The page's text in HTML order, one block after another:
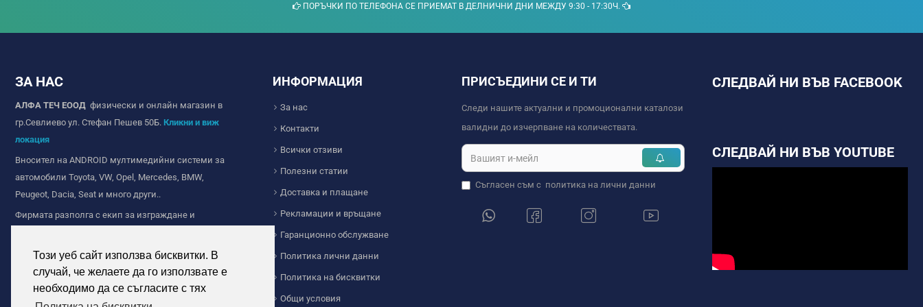
Този уеб сайт използва бисквитки. В
случай, че желаете да го използвате е
необходимо да се съгласите с тях
ПОРЪЧКИ ПО ТЕЛЕФОНА СЕ ПРИЕМАТ В ДЕЛНИЧНИ ДНИ МЕЖДУ 9:30 - 17:30Ч.
ЗА НАС
АЛФА ТЕЧ ЕООД физически и онлайн магазин в
гр.Севлиево ул. Стефан Пешев 50Б. Кликни и виж
локация
Вносител на ANDROID мултимедийни системи за
автомобили Toyota, VW, Opel, Mercedes, BMW,
Peugeot, Dacia, Seat и много други..
Фирмата разполга с екип за изграждане и
ние сме с дългогодишен опит в сферата на
видеонаблюдението.
Продажба на соларно осветление за дома и
индустриална цел. Прожектори и челници с
ИНФОРМАЦИЯ
За нас
Контакти
Всички отзиви
Полезни статии
Доставка и плащане
Рекламации и връщане
Гаранционно обслужване
Политика лични данни
Политика на бисквитки
Общи условия
ПРИСЪЕДИНИ СЕ И ТИ
Следи нашите актуални и промоционални каталози
валидни до изчерпване на количествата.
Съгласен съм с политика на лични данни
СЛЕДВАЙ НИ ВЪВ FACEBOOK
СЛЕДВАЙ НИ ВЪВ YOUTUBE